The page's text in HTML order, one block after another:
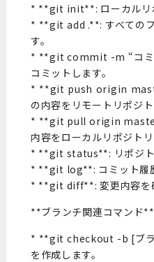
* **git init**: ローカルリ
* **git add .**: すべての
す。
* **git commit -m “コミ
コミットします。
* **git push origin
の内容をリモートリポジ
* **git pull origin
内容をローカルリポジトリ
* **git status**: リポジト
* **git log**: コミット履
* **git diff**: 変更内容を
**ブランチ関連コマンド**
* **git checkout -b [ブ
を作成します。